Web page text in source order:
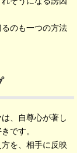
のも一つの方法
、自尊心が著し
です。
を、相手に反映